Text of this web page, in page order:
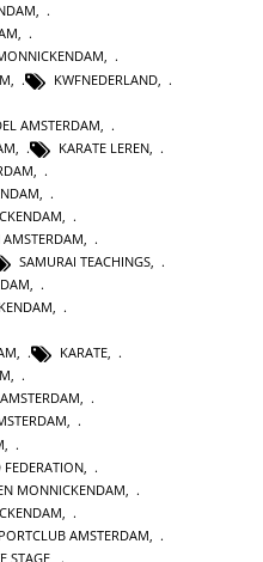
,
,
,
KWFNEDERLAND
AMSTERDAM
KARATE LEREN
AMSTERDAM
SAMURAI TEACHINGS,
,
,
, KARATE,
,
,
,
MONNICKENDAM
AMSTERDAM
STAGE